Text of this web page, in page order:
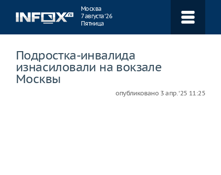
Москва
7 августа ‘26
Пятница
Подростка-инвалида
изнасиловали на вокзале
Москвы
опубликовано 3 апр. ‘25 11:25